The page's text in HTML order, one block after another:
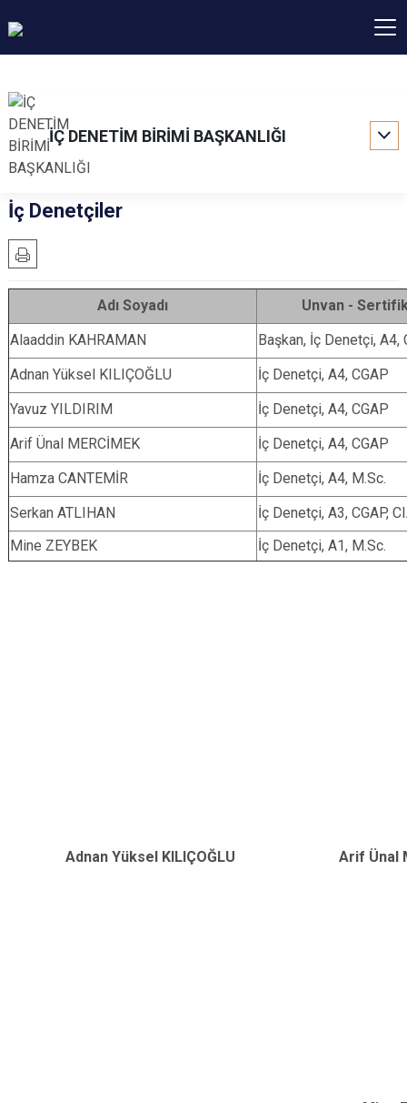
İÇ DENETİM BİRİMİ BAŞKANLIĞI
İç Denetçiler
Adı Soyadı
Unvan -
Alaaddin KAHRAMAN
Başkan, İç Denetçi, A4,
Adnan Yüksel KILIÇOĞLU
İç Denetçi, A4, CGAP
Yavuz YILDIRIM
İç Denetçi, A4, CGAP
Arif Ünal MERCİMEK
İç Denetçi, A4, CGAP
Hamza CANTEMİR
İç Denetçi, A4, M.Sc.
Serkan ATLIHAN
İç Denetçi, A3, CGAP,
Mine ZEYBEK
İç Denetçi, A1, M.Sc.
Adnan Yüksel KILIÇOĞLU Arif Ünal